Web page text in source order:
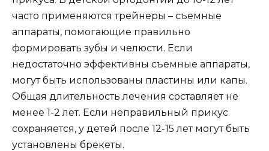
часто применяются трейнеры – съемные
аппараты, помогающие правильно
формировать зубы и челюсти. Если
недостаточно эффективны съемные аппараты,
могут быть использованы пластины или капы.
Общая длительность лечения составляет не
менее 1-2 лет. Если неправильный прикус
сохраняется, у детей после 12-15 лет могут быть
установлены брекеты.